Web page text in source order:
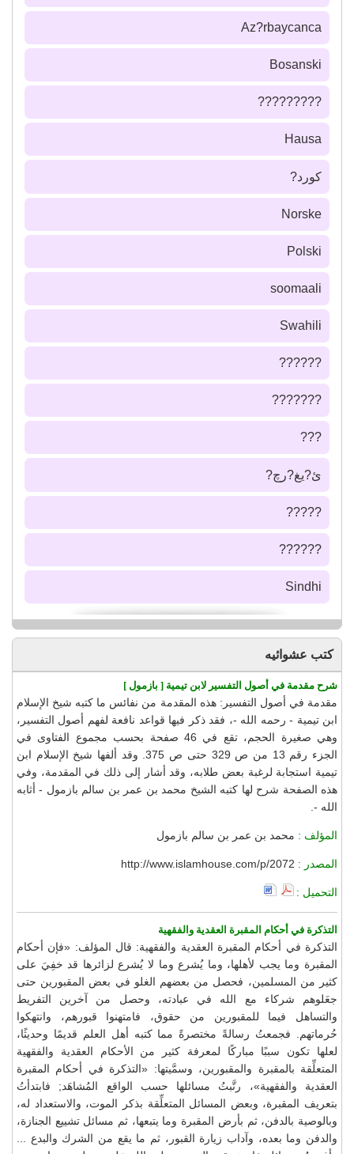
Az?rbaycanca
Bosanski
?????????
Hausa
كورد?
Norske
Polski
soomaali
Swahili
??????
???????
???
ئ?يغ?رچ?
?????
??????
Sindhi
كتب عشوائيه
شرح مقدمة في أصول التفسير لابن تيمية [ بازمول ]
مقدمة في أصول التفسير: هذه المقدمة من نفائس ما كتبه شيخ الإسلام
ابن تيمية - رحمه الله -، فقد ذكر فيها قواعد نافعة لفهم أصول التفسير،
وهي صغيرة الحجم، تقع في 46 صفحة بحسب مجموع الفتاوى في
الجزء رقم 13 من ص 329 حتى ص 375. وقد ألفها شيخ الإسلام ابن
تيمية استجابة لرغبة بعض طلابه، وقد أشار إلى ذلك في المقدمة، وفي
هذه الصفحة شرح لها كتبه الشيخ محمد بن عمر بن سالم بازمول - أثابه
الله -.
المؤلف : محمد بن عمر بن سالم بازمول
المصدر : http://www.islamhouse.com/p/2072
التحميل :
التذكرة في أحكام المقبرة العقدية والفقهية
التذكرة في أحكام المقبرة العقدية والفقهية: قال المؤلف: «فإن أحكام
المقبرة وما يجب لأهلها، وما يُشرع وما لا يُشرع لزائرها قد خفِيَ على
كثير من المسلمين، فحصل من بعضهم الغلو في بعض المقبورين حتى
جعَلوهم شركاء مع الله في عبادته، وحصل من آخرين التفريط
والتساهل فيما للمقبورين من حقوق، فامتهنوا قبورهم، وانتهكوا
حُرماتهم. فجمعتُ رسالةً مختصرةً مما كتبه أهل العلم قديمًا وحديثًا،
لعلها تكون سببًا مباركًا لمعرفة كثير من الأحكام العقدية والفقهية
المتعلِّقة بالمقبرة والمقبورين، وسمَّيتها: «التذكرة في أحكام المقبرة
العقدية والفقهية»، رتَّبتُ مسائلها حسب الواقع المُشاهَد; فابتدأتُ
بتعريف المقبرة، وبعض المسائل المتعلِّقة بذكر الموت، والاستعداد له،
وبالوصية بالدفن، ثم بأرض المقبرة وما يتبعها، ثم مسائل تشييع الجنازة،
والدفن وما بعده، وآداب زيارة القبور، ثم ما يقع من الشرك والبدع ...